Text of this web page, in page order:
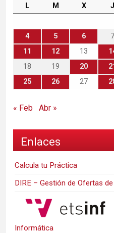
L M X J
4
5 6 7
11
12 13
18
19 20
25
26 27
« Feb Abr »
Enlaces
Calcula tu Práctica
DIRE – Gestión de Ofertas
Informática